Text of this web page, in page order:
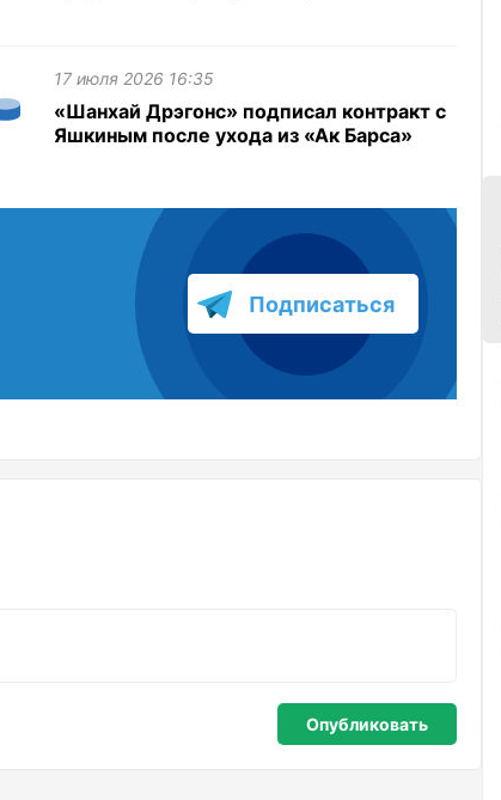
17 июля 2026 16:35
«Шанхай Дрэгонс» подписал контракт с
Яшкиным после ухода из «Ак Барса»
Подписаться